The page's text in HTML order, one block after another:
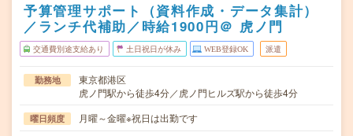
予算管理サポート（資料作成・データ集計）
／ランチ代補助／時給1900円＠ 虎ノ門
交通費別途支給あり 土日祝日が休み WEB登録OK 派遣
勤務地
東京都港区
虎ノ門駅から徒歩4分／虎ノ門ヒルズ駅から徒歩4分
曜日頻度 月曜～金曜※祝日は出勤です